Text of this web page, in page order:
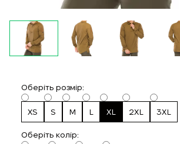
Оберіть розмір:
XS S M L XL 2XL 3XL
Oберіть колір: